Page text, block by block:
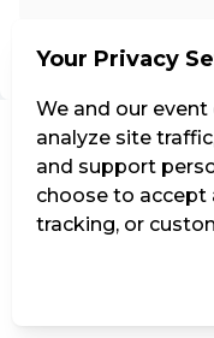
EN ·English
Your Privacy
We and our
analyze site
and support
choose to accept
tracking, or